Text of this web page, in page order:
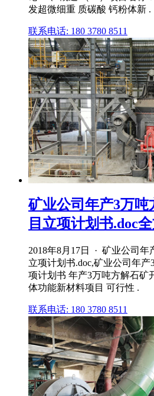
发超微细重 质碳酸 钙粉体新 .
联系电话: 180 3780 8511
矿业公司年产3万吨
目立项计划书.doc
2018年8月17日 · 矿业公司年
立项计划书.doc,矿业公司年
项计划书 年产3万吨方解石矿
体功能新材料项目 可行性 .
联系电话: 180 3780 8511